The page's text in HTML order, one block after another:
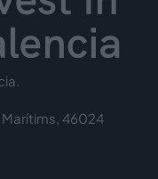
Marítims, 46024